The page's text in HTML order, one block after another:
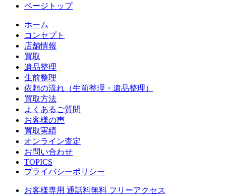
ページトップ
ホーム
コンセプト
店舗情報
買取
遺品整理
生前整理
依頼の流れ（生前整理・遺品整理）
買取方法
よくあるご質問
お客様の声
買取実績
オンライン査定
お問い合わせ
TOPICS
プライバシーポリシー
お客様専用 通話料無料 フリーアクセス